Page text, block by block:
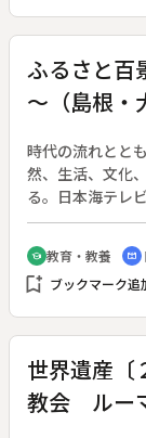
ふるさと
～（島根・
時代の流れとと
然、生活、文化
る。日本海テレ
１シリーズは１
第２シリーズは
ともに全２４回
膨大な銀を産出
全を祈った羅漢
る。
school 教育・教養 cinematic_blur
bookmark_add ブックマーク追
世界遺産
教会 ルー